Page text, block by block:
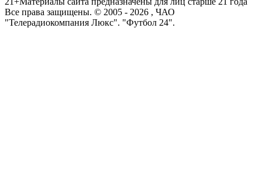
Все права защищены. © 2005 - 2026 , ЧАО
"Телерадиокомпания Люкс". "Футбол 24".